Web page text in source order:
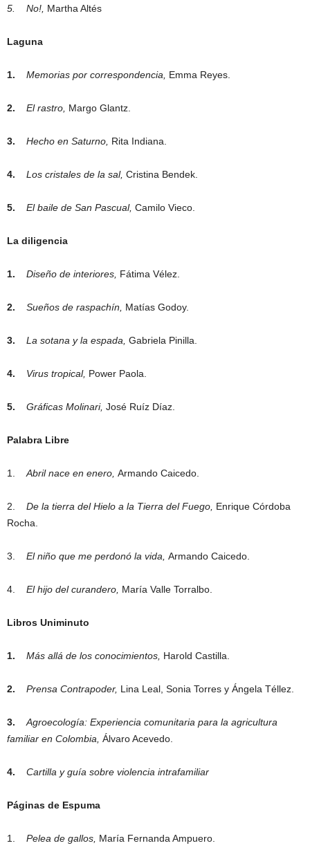
5. No!, Martha Altés
Laguna
1. Memorias por correspondencia, Emma Reyes.
2. El rastro, Margo Glantz.
3. Hecho en Saturno, Rita Indiana.
4. Los cristales de la sal, Cristina Bendek.
5. El baile de San Pascual, Camilo Vieco.
La diligencia
1. Diseño de interiores, Fátima Vélez.
2. Sueños de raspachín, Matías Godoy.
3. La sotana y la espada, Gabriela Pinilla.
4. Virus tropical, Power Paola.
5. Gráficas Molinari, José Ruíz Díaz.
Palabra Libre
1. Abril nace en enero, Armando Caicedo.
2. De la tierra del Hielo a la Tierra del Fuego, Enrique Córdoba
Rocha.
3. El niño que me perdonó la vida, Armando Caicedo.
4. El hijo del curandero, María Valle Torralbo.
Libros Uniminuto
1. Más allá de los conocimientos, Harold Castilla.
2. Prensa Contrapoder, Lina Leal, Sonia Torres y Ángela Téllez.
3. Agroecología: Experiencia comunitaria para la agricultura
familiar en Colombia, Álvaro Acevedo.
4. Cartilla y guía sobre violencia intrafamiliar
Páginas de Espuma
1. Pelea de gallos, María Fernanda Ampuero.